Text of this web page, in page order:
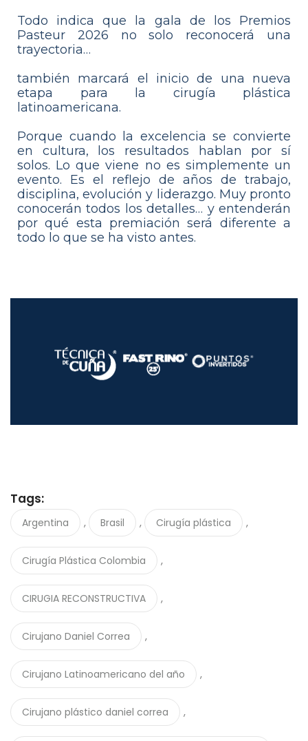
Todo indica que la gala de los Premios
Pasteur 2026 no solo reconocerá una
trayectoria…
también marcará el inicio de una nueva
etapa para la cirugía plástica
latinoamericana.
Porque cuando la excelencia se convierte
en cultura, los resultados hablan por sí
solos. Lo que viene no es simplemente un
evento. Es el reflejo de años de trabajo,
disciplina, evolución y liderazgo. Muy pronto
conocerán todos los detalles… y entenderán
por qué esta premiación será diferente a
todo lo que se ha visto antes.
Tags:
Argentina , Brasil , Cirugía plástica ,
Cirugía Plástica Colombia ,
CIRUGIA RECONSTRUCTIVA ,
Cirujano Daniel Correa ,
Cirujano Latinoamericano del año ,
Cirujano plástico daniel correa ,